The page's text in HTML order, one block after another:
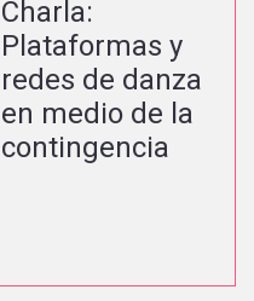
Charla:
Plataformas y
redes de danza
en medio de la
contingencia